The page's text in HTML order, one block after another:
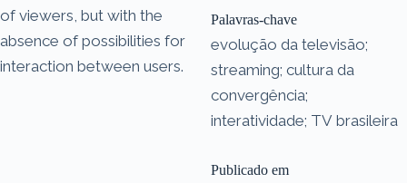
of viewers, but with the
absence of possibilities for
interaction between users.
Palavras-chave
evolução da televisão;
streaming; cultura da
convergência;
interatividade; TV brasileira
Publicado em